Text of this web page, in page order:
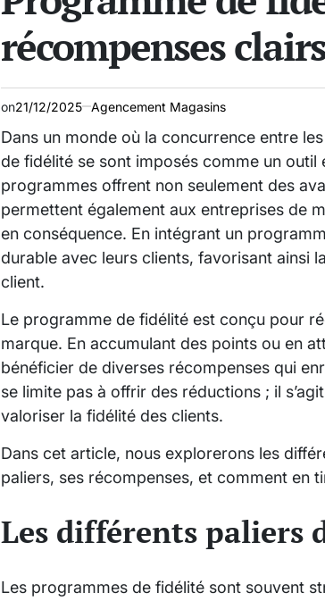
récompenses
on21/12/2025 Agencement Magasins
Dans un monde où la concurrence entre
de fidélité se sont imposés comme un
programmes offrent non seulement des
permettent également aux entreprises de
en conséquence. En intégrant un
durable avec leurs clients, favorisant ainsi
client.
Le programme de fidélité est conçu pour
marque. En accumulant des points ou en
bénéficier de diverses récompenses qui
se limite pas à offrir des réductions ; il
valoriser la fidélité des clients.
Dans cet article, nous explorerons les
paliers, ses récompenses, et comment en
Les différents paliers
Les programmes de fidélité sont souvent